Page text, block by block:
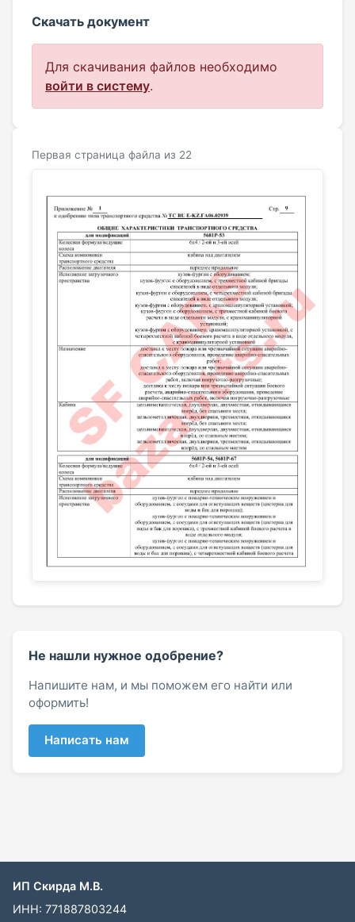
Скачать документ
Для скачивания файлов необходимо
войти в систему.
Первая страница файла из 22
Не нашли нужное одобрение?
Напишите нам, и мы поможем его найти или
оформить!
Написать нам
ИП Скирда М.В.
ИНН: 771887803244